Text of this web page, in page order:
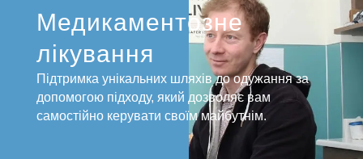
Медикаментозне
лікування
Підтримка унікальних шляхів до одужання за
допомогою підходу, який дозволяє вам
самостійно керувати своїм майбутнім.